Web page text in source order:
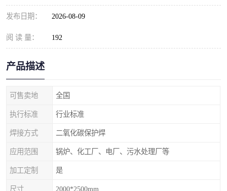
发布日期： 2026-08-09
阅 读 量： 192
产品描述
可售卖地 全国
执行标准 行业标准
焊接方式 二氧化碳保护焊
应用范围 锅炉、化工厂、电厂、污水处理厂等
加工定制 是
尺寸 2000*2500mm